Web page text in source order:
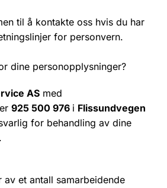
til å kontakte oss hvis du har
for personvern.
dine personopplysninger?
AS med
925 500 976 i Flissundvegen
for behandling av dine
av et antall samarbeidende